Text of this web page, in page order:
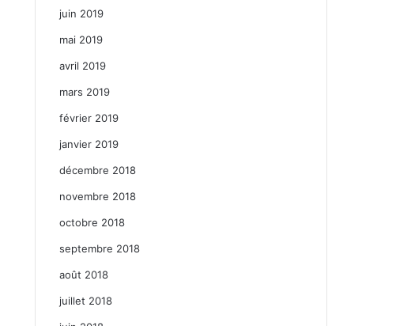
juin 2019
mai 2019
avril 2019
mars 2019
février 2019
janvier 2019
décembre 2018
novembre 2018
octobre 2018
septembre 2018
août 2018
juillet 2018